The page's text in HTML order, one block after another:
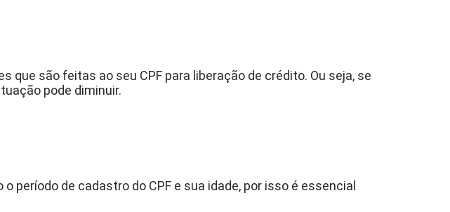
que são feitas ao seu CPF para liberação de crédito. Ou seja, se
pode diminuir.
período de cadastro do CPF e sua idade, por isso é essencial